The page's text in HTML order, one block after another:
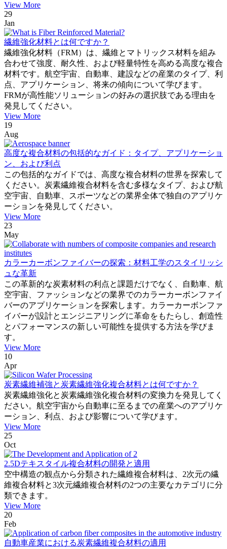
View More
29
Jan
繊維強化材料とは何ですか？
繊維強化材料（FRM）は、繊維とマトリックス材料を組み
合わせて強度、耐久性、および軽量特性を高める高度な複合
材料です。航空宇宙、自動車、建設などの産業のタイプ、利
点、アプリケーション、将来の傾向について学びます。
FRMが高性能ソリューションの好みの選択肢である理由を
発見してください。
View More
19
Aug
高度な複合材料の包括的なガイド：タイプ、アプリケーショ
ン、および利点
この包括的なガイドでは、高度な複合材料の世界を探索して
ください。炭素繊維複合材料を含む多様なタイプ、および航
空宇宙、自動車、スポーツなどの業界全体で独自のアプリケ
ーションを発見してください。
View More
23
May
カラーカーボンファイバーの探索：材料工学のスタイリッシ
ュな革新
この革新的な炭素材料の利点と課題だけでなく、自動車、航
空宇宙、ファッションなどの業界でのカラーカーボンファイ
バーのアプリケーションを探索します。カラーカーボンファ
イバーが設計とエンジニアリングに革命をもたらし、創造性
とパフォーマンスの新しい可能性を提供する方法を学びま
す。
View More
10
Apr
炭素繊維補強と炭素繊維強化複合材料とは何ですか？
炭素繊維強化と炭素繊維強化複合材料の変換力を発見してく
ださい。航空宇宙から自動車に至るまでの産業へのアプリケ
ーション、利点、および影響について学びます。
View More
25
Oct
2.5Dテキスタイル複合材料の開発と適用
空中構造の観点から分類された繊維複合材料は、2次元の繊
維複合材料と3次元繊維複合材料の2つの主要なカテゴリに分
類できます。
View More
20
Feb
自動車産業における炭素繊維複合材料の適用